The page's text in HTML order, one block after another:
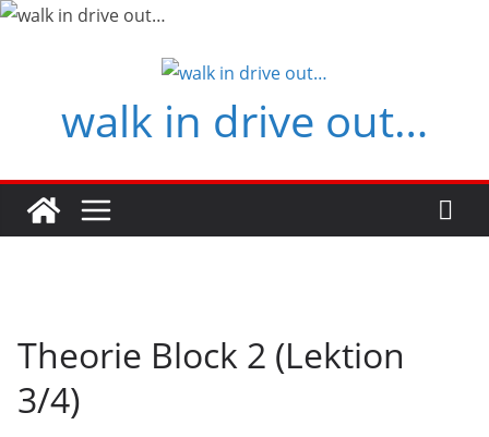
Zum
walk in drive out…
Theorie Block 2 (Lektion
3/4)